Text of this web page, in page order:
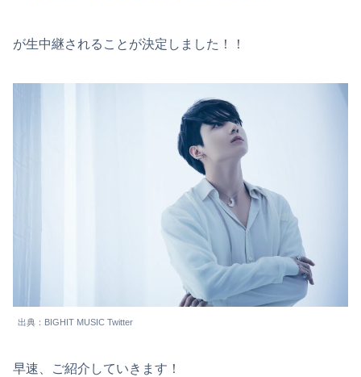
が生中継されることが決定しました！！
出典：BIGHIT MUSIC Twitter
早速、ご紹介していきます！